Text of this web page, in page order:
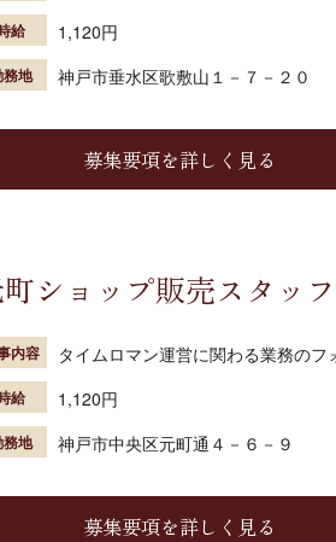
給 1,120円
務地 神戸市垂水区歌敷山１－７－２０
募集要項を詳しく見る
ショップ販売スタッフ
内容 タイムロマン運営に関わる業務のフ
給 1,120円
務地 神戸市中央区元町通４－６－９
募集要項を詳しく見る